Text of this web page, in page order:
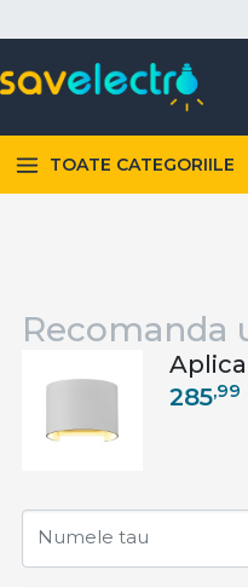
TOATE CATEGORIILE
Recomanda
285,99
Numele tau